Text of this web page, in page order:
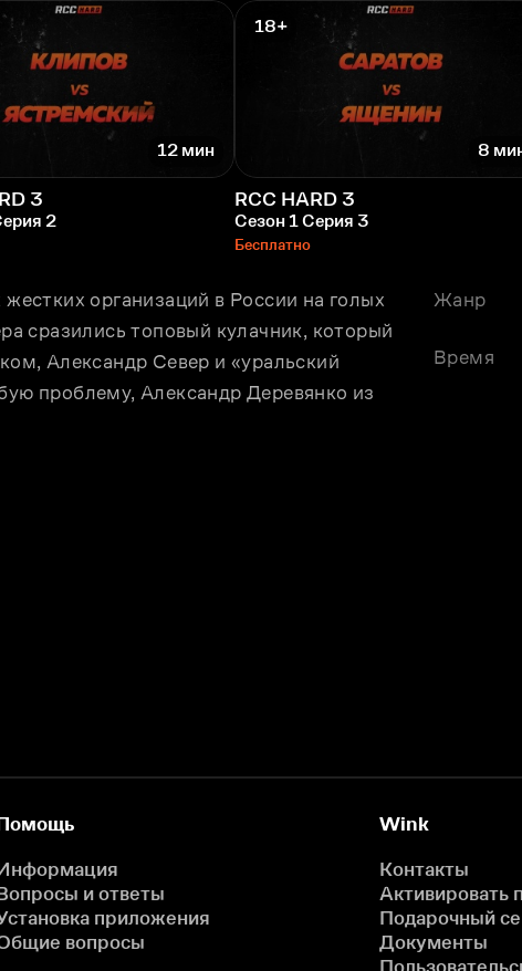
12 мин
3
2
18+
8
RCC HARD 3
Сезон 1 Серия 3
Бесплатно
организаций в России на голых
сразились топовый кулачник, который
Александр Север и «уральский
проблему, Александр Деревянко из
Жанр
Время
и ответы
приложения
вопросы
Wink
Контакты
Активировать
Подарочный
Документы